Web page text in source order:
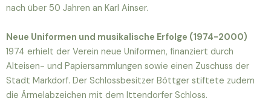
nach über 50 Jahren an Karl Ainser.
Neue Uniformen und musikalische Erfolge (1974-2000)
1974 erhielt der Verein neue Uniformen, finanziert durch
Alteisen- und Papiersammlungen sowie einen Zuschuss der
Stadt Markdorf. Der Schlossbesitzer Böttger stiftete zudem
die Ärmelabzeichen mit dem Ittendorfer Schloss.